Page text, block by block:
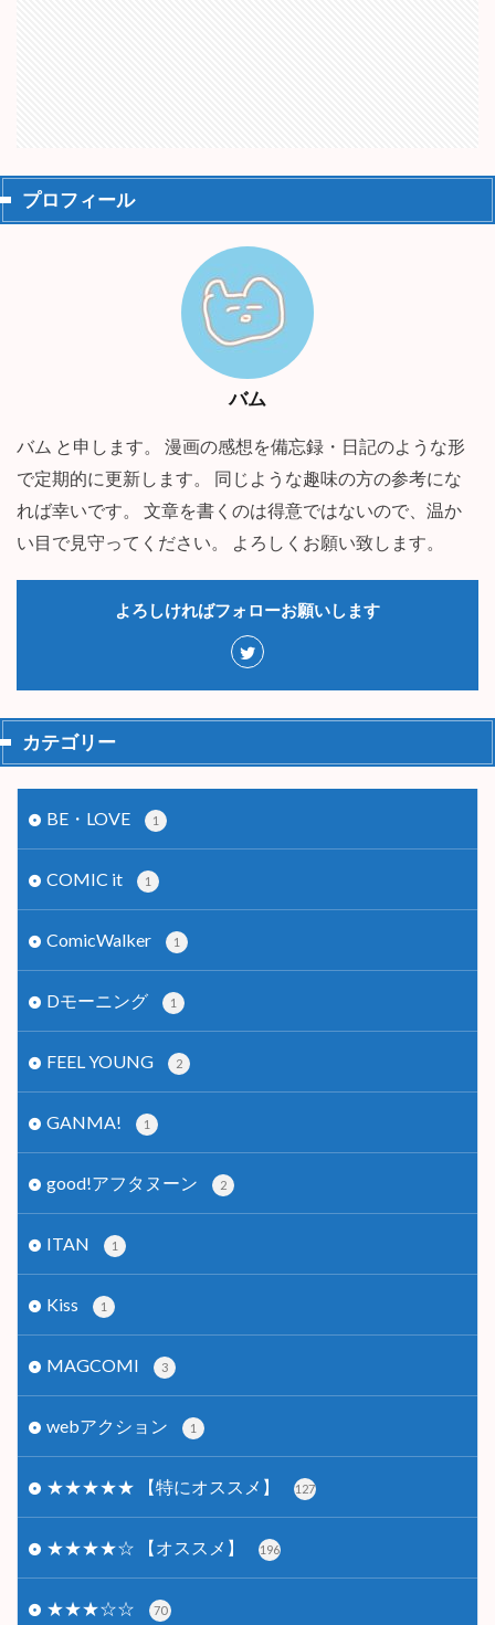
プロフィール
バム
バム と申します。 漫画の感想を備忘録・日記のような形
で定期的に更新します。 同じような趣味の方の参考にな
れば幸いです。 文章を書くのは得意ではないので、温か
い目で見守ってください。 よろしくお願い致します。
よろしければフォローお願いします
カテゴリー
BE・LOVE 1
COMIC it 1
ComicWalker 1
Dモーニング 1
FEEL YOUNG 2
GANMA! 1
good!アフタヌーン 2
ITAN 1
Kiss 1
MAGCOMI 3
webアクション 1
★★★★★ 【特にオススメ】 127
★★★★☆ 【オススメ】 196
★★★☆☆ 70